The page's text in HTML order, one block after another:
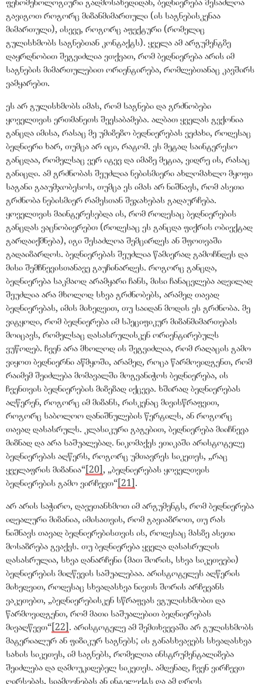
გავიგოთ როგორც მიზანმიმართული (ის საგნებისკენაა
მიმართული), ისევე, როგორც აფექტური (რომელიც
გულისხმობს საგნებთან კონტაქტს). ყველა ამ არგუმენტზე
დაყრდნობით შეგვიძლია ვთქვათ, რომ ბედნიერება არის იმ
საგნების მიმართულებით ორიენტირება, რომლებთანაც კავშირს
ვამყარებთ.
ეს არ გულისხმობს იმას, რომ საგნები და გრძნობები
ყოველთვის ერთმანეთს შეესაბამება. ალბათ ყველას გვქონია
განცდა იმისა, რასაც მე უმიზეზო ბედნიერებას ვეძახი, როდესაც
ბედნიერი ხარ, თუმცა არ იცი, რატომ. ეს მეტად საინტერესო
განცდაა, რომელსაც ვერ იტევ და იმაზე მეტია, ვიდრე ის, რასაც
განიცდი. ამ გრძნობას შეუძლია ნებისმიერი ახლომახლო მყოფი
საგანი გააუმჯობესოს, თუმცა ეს იმას არ ნიშნავს, რომ ასეთი
გრძნობა ნებისმიერ რამესთან შეჯახებას გადაურჩება.
ყოველთვის მაინტერესებდა ის, რომ როდესაც ბედნიერების
განცდას ვაცნობიერებთ (როდესაც ეს განცდა ფიქრის ობიექტად
გარდაიქმნება), იგი შესაძლოა შემცირდეს ან შფოთვაში
გადაიზარდოს. ბედნიერებას შეუძლია წამიერად გამოჩნდეს და
მისი შემჩნევისთანავე გაუჩინარდეს. როგორც განცდა,
ბედნიერება საკმაოდ არამყარი ჩანს, მისი ჩანაცვლება ადვილად
შეუძლია არა მხოლოდ სხვა გრძნობებს, არამედ თავად
ბედნიერებას, იმის მიხედვით, თუ საიდან მოდის ეს გრძნობა. მე
ვიტყოდი, რომ ბედნიერება იმ სპეციფიკურ მიზანმიმართებას
მოიცავს, რომელსაც დასასრულისკენ ორიენტირებულს
ვუწოდებ. ჩვენ არა მხოლოდ ის შეგვიძლია, რომ რაღაცის გამო
ვიყოთ ბედნიერნი აწმყოში, არამედ, როცა წარმოვიდგენთ, რომ
რაიმემ შეიძლება მომავალში მოგვანიჭოს ბედნიერება, ის
ჩვენთვის ბედნიერების მიზეზად იქცევა. ხშირად ბედნიერებას
აღწერენ, როგორც იმ მიზანს, რისკენაც მივისწრაფვით,
როგორც საბოლოო დანიშნულების წერტილს, ან როგორც
თავად დასასრულს. კლასიკური გაგებით, ბედნიერება მიიჩნევა
მიზნად და არა საშუალებად. ნიკომაქეს ეთიკაში არისტოტელე
ბედნიერებას აღწერს, როგორც უმთავრეს სიკეთეს, „რაც
ყველაფრის მიზანია“[20], „ბედნიერებას ყოველთვის
ბედნიერების გამო ვირჩევთ“[21].
არ არის საჭირო, დავეთანხმოთ იმ არგუმენტს, რომ ბედნიერება
იდეალური მიზანია, იმისათვის, რომ გავიაზროთ, თუ რას
ნიშნავს თავად ბედნიერებისთვის ის, როდესაც მასზე ასეთი
მოსაზრება გვაქვს. თუ ბედნიერება ყველა დასასრულის
დასასრულია, სხვა დანარჩენი (მათ შორის, სხვა სიკეთეები)
ბედნიერების მიღწევის საშუალებაა. არისტოტელეს აღწერის
მიხედვით, როდესაც სხვადასხვა ნივთს შორის არჩევანს
ვაკეთებთ, „ბედნიერებისკენ სწრაფვას ვგულისხმობთ და
წარმოვიდგენთ, რომ მათი საშუალებით ბედნიერებას
მივაღწევთ“[22]. არისტოტელე ამ შემთხვევაში არ გულისხმობს
მატერიალურ ან ფიზიკურ საგნებს; ის განასხვავებს სხვადასხვა
სახის სიკეთეს, იმ საგნებს, რომელთა ინსტრუმენტალიზება
შეიძლება და დამოუკიდებელ სიკეთეს. ამდენად, ჩვენ ვირჩევთ
ღირსებას, სიამოვნებას ან ინტელექტს და ამ დროს